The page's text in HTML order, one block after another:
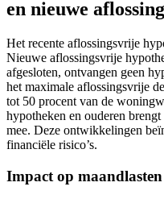
en nieuwe
Het recente aflossingsvrije
Nieuwe aflossingsvrije
afgesloten, ontvangen geen
het maximale aflossingsvrije
tot 50 procent van de
hypotheken en ouderen
mee. Deze ontwikkelingen
financiële risico’s.
Impact op maandlasten